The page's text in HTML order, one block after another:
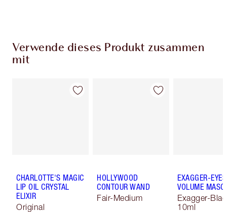
Verwende dieses Produkt zusammen
mit
CHARLOTTE'S MAGIC
LIP OIL CRYSTAL
ELIXIR
Original
HOLLYWOOD
CONTOUR WAND
Fair-Medium
EXAGGER-EYES
VOLUME
Exagger-
10ml